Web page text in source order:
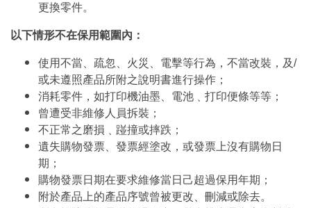
更換零件。
以下情形不在保用範圍內：
使用不當、疏忽、火災、電擊等行為，不當改裝，及/
或未遵照產品所附之說明書進行操作；
消耗零件，如打印機油墨、電池﹑打印便條等等；
曾遭受非維修人員拆裝；
不正常之磨損﹑踫撞或摔跌；
遺失購物發票、發票經塗改，或發票上沒有購物日
期；
購物發票日期在要求維修當日己超過保用年期；
附於產品上的產品序號曾被更改、刪減或除去。